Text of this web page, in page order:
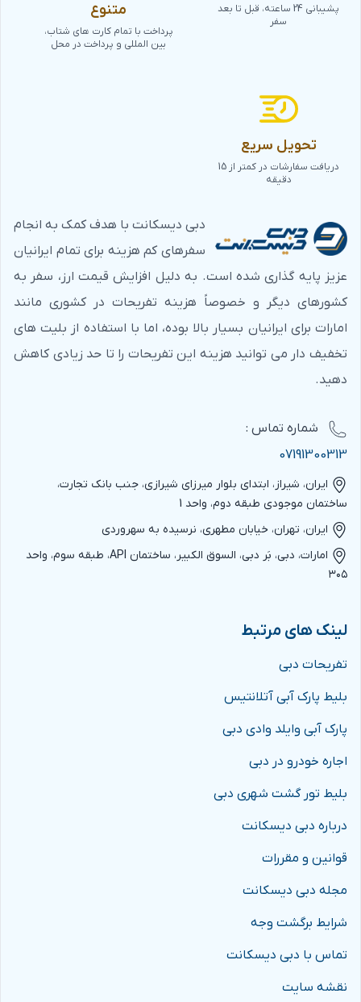
پشیبانی 24 ساعته، قبل تا بعد
سفر
متنوع
پرداخت با تمام کارت های شتاب،
بین المللی و پرداخت در محل
تحویل سریع
دریافت سفارشات در کمتر از 15
دقیقه
دبی دیسکانت با هدف کمک به انجام
سفرهای کم هزینه برای تمام ایرانیان
عزیز پایه گذاری شده است. به دلیل افزایش قیمت ارز، سفر به
کشورهای دیگر و خصوصاً هزینه تفریحات در کشوری مانند
امارات برای ایرانیان بسیار بالا بوده، اما با استفاده از بلیت های
تخفیف دار می توانید هزینه این تفریحات را تا حد زیادی کاهش
دهید.
شماره‌ تماس :
07191300313
ایران، شیراز، ابتدای بلوار میرزای شیرازی، جنب بانک تجارت،
ساختمان موجودی طبقه دوم، واحد 1
ایران، تهران، خیابان مطهری، نرسیده به سهروردی
امارات، دبی، بَر دبی، السوق الکبیر، ساختمان API، طبقه سوم، واحد
۳۰۵
لینک های مرتبط
تفریحات دبی
بلیط پارک آبی آتلانتیس
پارک آبی وایلد وادی دبی
اجاره خودرو در دبی
بلیط تور گشت شهری دبی
درباره دبی دیسکانت
قوانین و مقررات
مجله دبی دیسکانت
شرایط برگشت وجه
تماس با دبی دیسکانت
نقشه سایت